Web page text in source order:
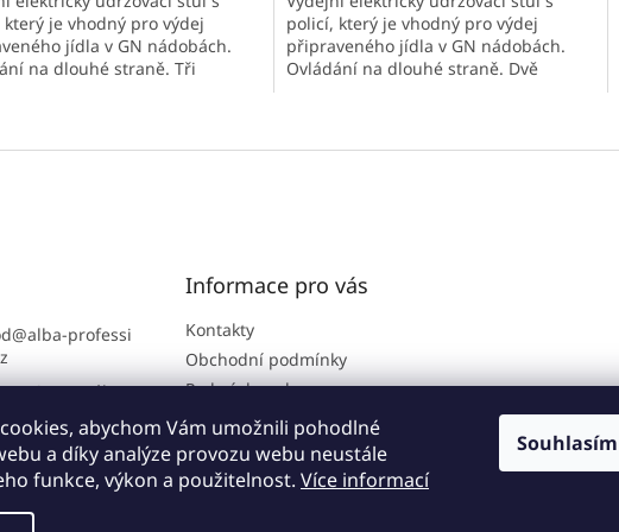
abychom Vám umožnili pohodlné
a díky analýze provozu webu neustále
funkce, výkon a použitelnost. Více informací
Souhlasím
je vhodný pro výdej
jídla v GN nádobách.
na dlouhé straně. Tři
policí, který je vhodný pro výdej
připraveného jídla v GN nádobách.
Ovládání na dlouhé straně. Dvě
v
k
y
@alba-professi
B2B portálu: 7
www.facebook.
Informace pro vás
Kontakty
Obchodní podmínky
Podmínky ochrany